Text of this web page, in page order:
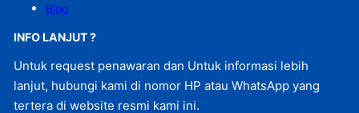
Blog
INFO LANJUT ?
Untuk request penawaran dan Untuk informasi lebih
lanjut, hubungi kami di nomor HP atau WhatsApp yang
tertera di website resmi kami ini.